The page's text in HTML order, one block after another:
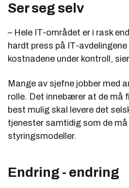
Ser seg selv
– Hele IT-området er i rask
hardt press på IT-
kostnadene under kontroll,
Mange av sjefne jobber med
rolle. Det innebærer at de må
best mulig skal levere det
tjenester samtidig som de
styringsmodeller.
Endring - endring